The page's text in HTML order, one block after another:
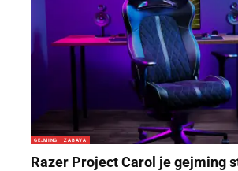
GEJMING ZABAVA
Razer Project Carol je gejming